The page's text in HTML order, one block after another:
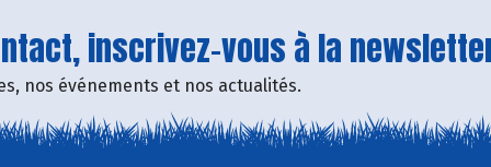
inscrivez-vous à la
nos événements et nos actualités.